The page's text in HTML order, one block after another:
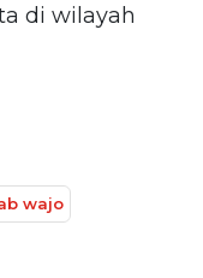
di wilayah
wajo